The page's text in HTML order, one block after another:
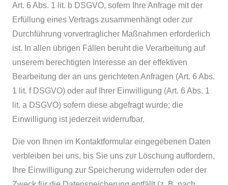
Art. 6 Abs. 1 lit. b DSGVO, sofern Ihre Anfrage mit der
Erfüllung eines Vertrags zusammenhängt oder zur
Durchführung vorvertraglicher Maßnahmen erforderlich
ist. In allen übrigen Fällen beruht die Verarbeitung auf
unserem berechtigten Interesse an der effektiven
Bearbeitung der an uns gerichteten Anfragen (Art. 6 Abs.
1 lit. f DSGVO) oder auf Ihrer Einwilligung (Art. 6 Abs. 1
lit. a DSGVO) sofern diese abgefragt wurde; die
Einwilligung ist jederzeit widerrufbar.
Die von Ihnen im Kontaktformular eingegebenen Daten
verbleiben bei uns, bis Sie uns zur Löschung auffordern,
Ihre Einwilligung zur Speicherung widerrufen oder der